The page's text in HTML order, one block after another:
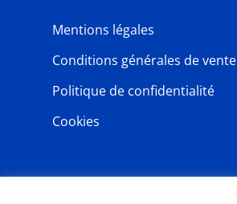
Mentions légales
Conditions générales de vente
Politique de confidentialité
Cookies